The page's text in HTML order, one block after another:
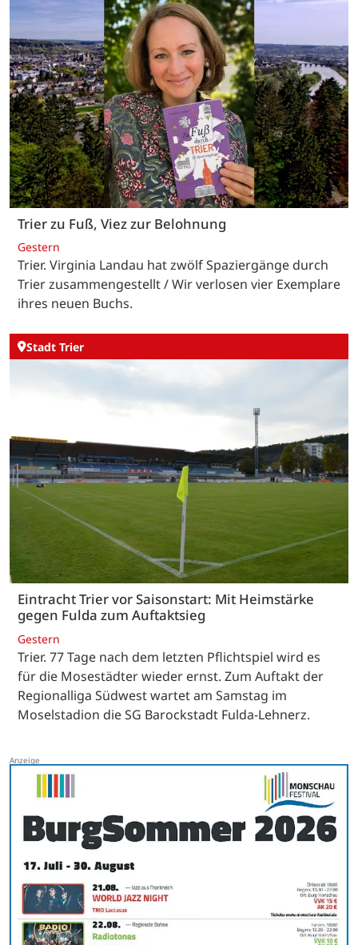
Trier zu Fuß, Viez zur Belohnung
Gestern
Trier. Virginia Landau hat zwölf Spaziergänge durch
Trier zusammengestellt / Wir verlosen vier Exemplare
ihres neuen Buchs.
Stadt Trier
Eintracht Trier vor Saisonstart: Mit Heimstärke
gegen Fulda zum Auftaktsieg
Gestern
Trier. 77 Tage nach dem letzten Pflichtspiel wird es
für die Mosestädter wieder ernst. Zum Auftakt der
Regionalliga Südwest wartet am Samstag im
Moselstadion die SG Barockstadt Fulda-Lehnerz.